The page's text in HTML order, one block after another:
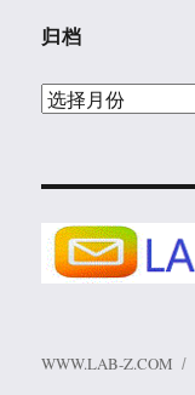
归档
归
WWW.LAB-Z.COM